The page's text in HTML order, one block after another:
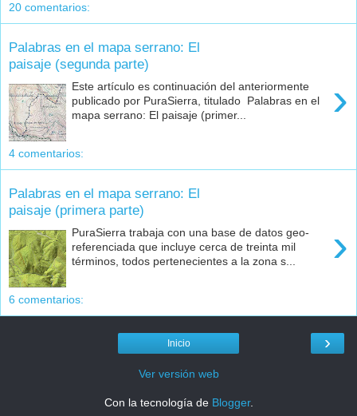
20 comentarios:
Palabras en el mapa serrano: El
paisaje (segunda parte)
›
Este artículo es continuación del anteriormente
publicado por PuraSierra, titulado Palabras en el
mapa serrano: El paisaje (primer...
4 comentarios:
Palabras en el mapa serrano: El
paisaje (primera parte)
›
PuraSierra trabaja con una base de datos geo-
referenciada que incluye cerca de treinta mil
términos, todos pertenecientes a la zona s...
6 comentarios:
›
Inicio
Ver versión web
Con la tecnología de Blogger.